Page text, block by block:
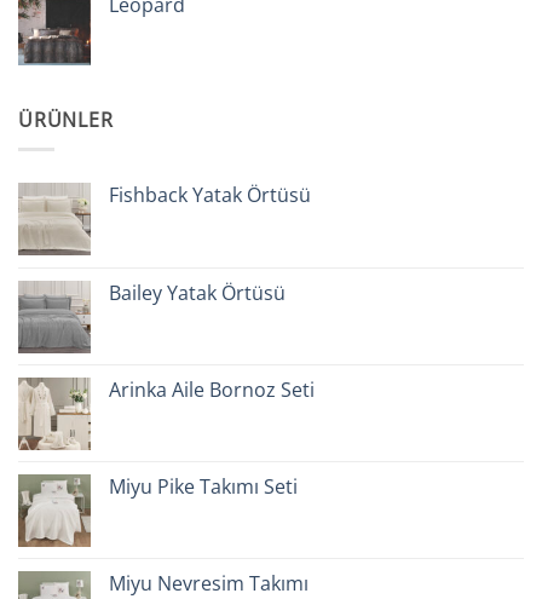
ÜRÜNLER
Fishback Yatak Örtüsü
Bailey Yatak Örtüsü
Arinka Aile Bornoz Seti
Miyu Pike Takımı Seti
Miyu Nevresim Takımı